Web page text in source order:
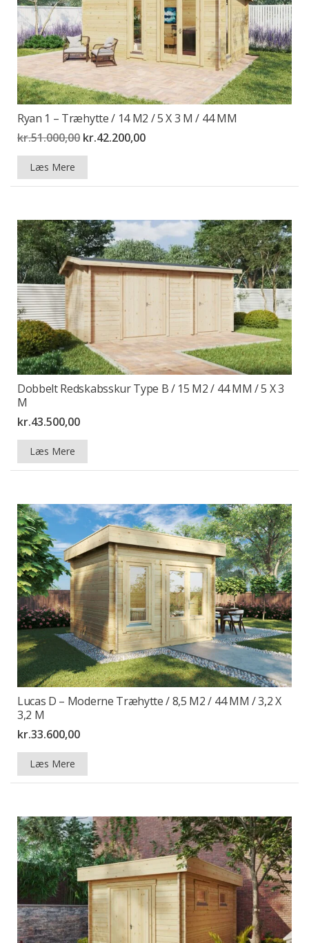
Ryan 1 – Træhytte / 14 M2 / 5 X 3 M / 44 MM
kr.51.000,00 Den
oprindelige
pris
kr.51.000,00.
kr.42.200,00Den
Læs Mere
Dobbelt Redskabsskur Type B / 15 M2 / 44 MM / 5 X 3
M
kr.43.500,00
Læs Mere
Lucas D – Moderne Træhytte / 8,5 M2 / 44 MM / 3,2 X
3,2 M
kr.33.600,00
Læs Mere